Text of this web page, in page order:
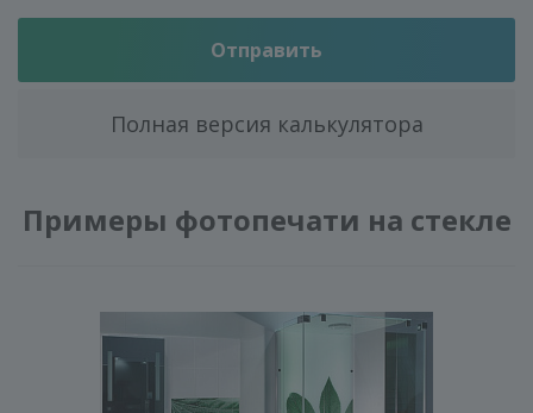
Полная версия калькулятора
Примеры фотопечати на стекле